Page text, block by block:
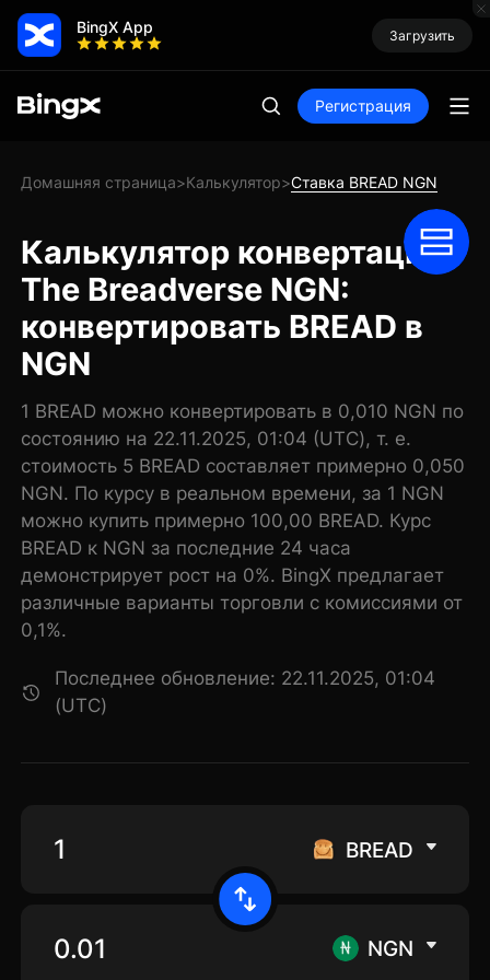
BingX App Загрузить
Регистрация
Домашняя страница>Калькулятор>Ставка BREAD NGN
Калькулятор конвертации
The Breadverse NGN:
конвертировать BREAD в
NGN
1 BREAD можно конвертировать в 0,010 NGN по
состоянию на 22.11.2025, 01:04 (UTC), т. е.
стоимость 5 BREAD составляет примерно 0,050
NGN. По курсу в реальном времени, за 1 NGN
можно купить примерно 100,00 BREAD. Курс
BREAD к NGN за последние 24 часа
демонстрирует рост на 0%. BingX предлагает
различные варианты торговли с комиссиями от
0,1%.
Последнее обновление: 22.11.2025, 01:04
(UTC)
BREAD
NGN